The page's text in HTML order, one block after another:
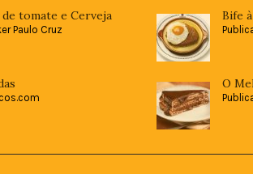
tomate e Cerveja
Paulo Cruz
Bife
O